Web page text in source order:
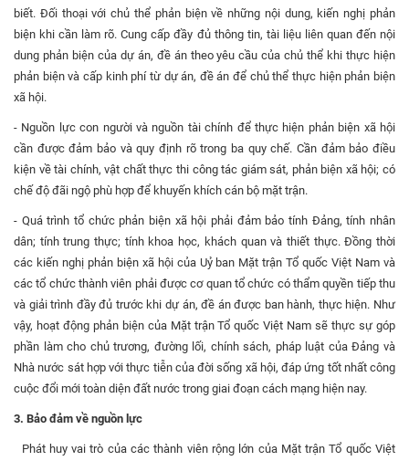
biết. Đối thoại với chủ thể phản biện về những nội dung, kiến nghị phản
biện khi cần làm rõ. Cung cấp đầy đủ thông tin, tài liệu liên quan đến nội
dung phản biện của dự án, đề án theo yêu cầu của chủ thể khi thực hiện
phản biện và cấp kinh phí từ dự án, đề án để chủ thể thực hiện phản biện
xã hội.
- Nguồn lực con người và nguồn tài chính để thực hiện phản biện xã hội
cần được đảm bảo và quy định rõ trong ba quy chế. Cần đảm bảo điều
kiện về tài chính, vật chất thực thi công tác giám sát, phản biện xã hội; có
chế độ đãi ngộ phù hợp để khuyến khích cán bộ mặt trận.
- Quá trình tổ chức phản biện xã hội phải đảm bảo tính Đảng, tính nhân
dân; tính trung thực; tính khoa học, khách quan và thiết thực. Đồng thời
các kiến nghị phản biện xã hội của Uỷ ban Mặt trận Tổ quốc Việt Nam và
các tổ chức thành viên phải được cơ quan tổ chức có thẩm quyền tiếp thu
và giải trình đầy đủ trước khi dự án, đề án được ban hành, thực hiện. Như
vậy, hoạt động phản biện của Mặt trận Tổ quốc Việt Nam sẽ thực sự góp
phần làm cho chủ trương, đường lối, chính sách, pháp luật của Đảng và
Nhà nước sát hợp với thực tiễn của đời sống xã hội, đáp ứng tốt nhất công
cuộc đổi mới toàn diện đất nước trong giai đoạn cách mạng hiện nay.
3. Bảo đảm về nguồn lực
Phát huy vai trò của các thành viên rộng lớn của Mặt trận Tổ quốc Việt